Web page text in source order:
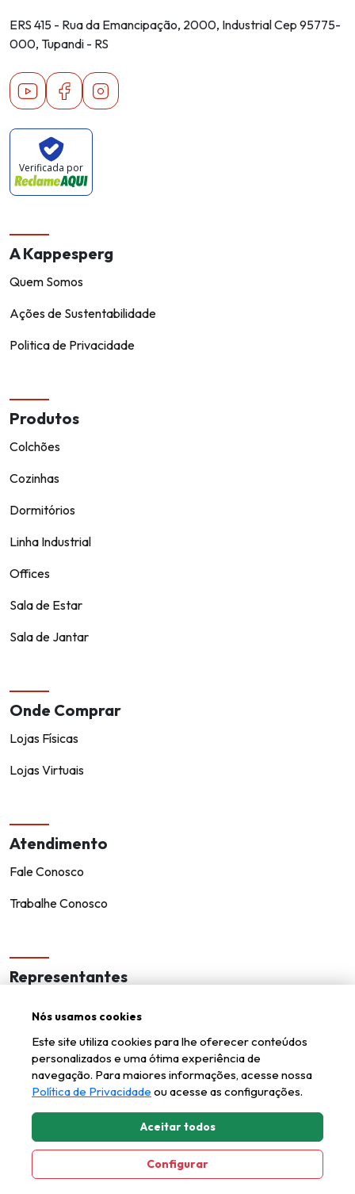
ERS 415 - Rua da Emancipação, 2000, Industrial Cep 95775-
000, Tupandi - RS
YoutubeFacebookInstagram
Verificada por
A Kappesperg
Quem Somos
Ações de Sustentabilidade
Politica de Privacidade
Produtos
Colchões
Cozinhas
Dormitórios
Linha Industrial
Offices
Sala de Estar
Sala de Jantar
Onde Comprar
Lojas Físicas
Lojas Virtuais
Atendimento
Fale Conosco
Trabalhe Conosco
Representantes
Seja um representante
Nós usamos cookies
Este site utiliza cookies para lhe oferecer conteúdos
personalizados e uma ótima experiência de
navegação. Para maiores informações, acesse nossa
Política de Privacidade ou acesse as configurações.
Aceitar todos
Configurar